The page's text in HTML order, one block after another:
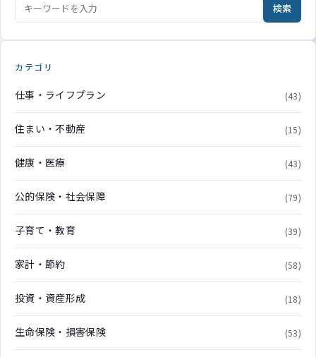
検索
カテゴリ
仕事・ライフプラン (43)
住まい・不動産 (15)
健康・医療 (43)
公的保険・社会保障 (79)
子育て・教育 (39)
家計・節約 (58)
投資・資産形成 (18)
生命保険・損害保険 (53)